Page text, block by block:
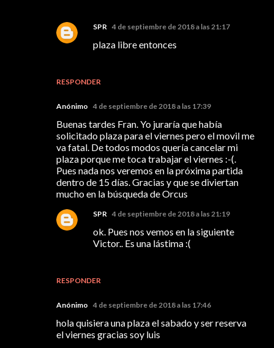
RESPONDER
SPR 4 de septiembre de 2018 a las 21:17
plaza libre entonces
Anónimo 4 de septiembre de 2018 a las 17:39
Buenas tardes Fran. Yo juraría que había
solicitado plaza para el viernes pero el movil me
va fatal. De todos modos quería cancelar mi
plaza porque me toca trabajar el viernes :-(.
Pues nada nos veremos en la próxima partida
dentro de 15 días. Gracias y que se diviertan
mucho en la búsqueda de Orcus
RESPONDER
SPR 4 de septiembre de 2018 a las 21:19
ok. Pues nos vemos en la siguiente
Victor.. Es una lástima :(
Anónimo 4 de septiembre de 2018 a las 17:46
hola quisiera una plaza el sabado y ser reserva
el viernes gracias soy luis